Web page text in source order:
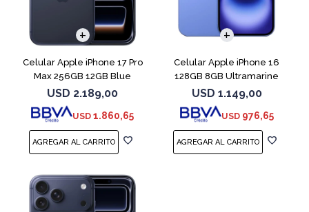
Celular Apple iPhone 17 Pro
Max 256GB 12GB Blue
USD 2.189,00
USD 1.860,65
Celular Apple iPhone 16
128GB 8GB Ultramarine
USD 1.149,00
USD 976,65
COMPARAR